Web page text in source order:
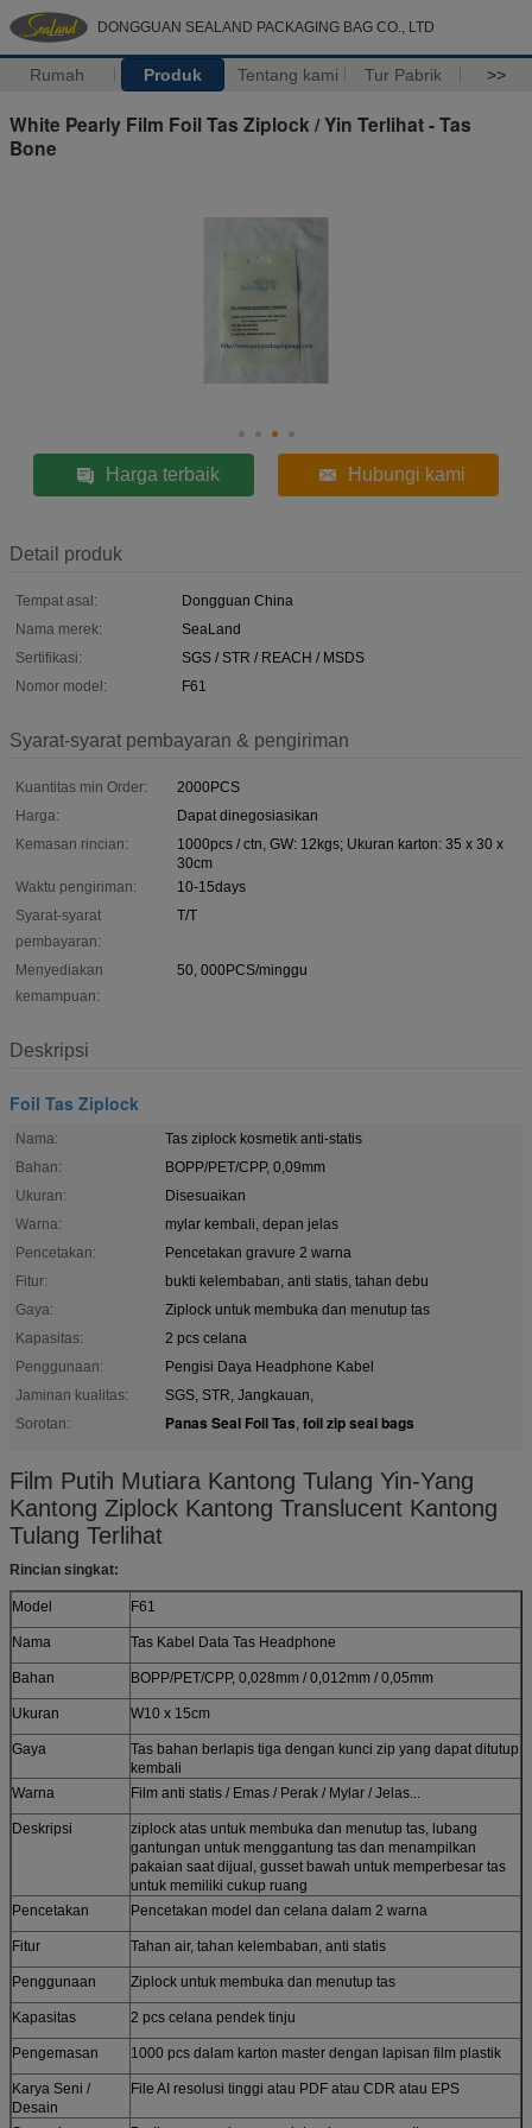
DONGGUAN SEALAND PACKAGING BAG CO., LTD
Rumah Produk Tentang kami Tur Pabrik >>
White Pearly Film Foil Tas Ziplock / Yin Terlihat - Tas
Bone
Harga terbaik Hubungi kami
Detail produk
Tempat asal:
Dongguan China
Nama merek:
SeaLand
Sertifikasi:
SGS / STR / REACH / MSDS
Nomor model:
F61
Syarat-syarat pembayaran & pengiriman
Kuantitas min Order:
2000PCS
Harga:
Dapat dinegosiasikan
Kemasan rincian:
1000pcs / ctn, GW: 12kgs; Ukuran karton: 35 x 30 x
30cm
Waktu pengiriman:
10-15days
Syarat-syarat
pembayaran:
T/T
Menyediakan
kemampuan:
50, 000PCS/minggu
Deskripsi
Foil Tas Ziplock
Nama:
Tas ziplock kosmetik anti-statis
Bahan:
BOPP/PET/CPP, 0,09mm
Ukuran:
Disesuaikan
Warna:
mylar kembali, depan jelas
Pencetakan:
Pencetakan gravure 2 warna
Fitur:
bukti kelembaban, anti statis, tahan debu
Gaya:
Ziplock untuk membuka dan menutup tas
Kapasitas:
2 pcs celana
Penggunaan:
Pengisi Daya Headphone Kabel
Jaminan kualitas:
SGS, STR, Jangkauan,
Sorotan:
Panas Seal Foil Tas, foil zip seal bags
Film Putih Mutiara Kantong Tulang Yin-Yang
Kantong Ziplock Kantong Translucent Kantong
Tulang Terlihat
Rincian singkat:
Model F61
Nama Tas Kabel Data Tas Headphone
Bahan BOPP/PET/CPP, 0,028mm / 0,012mm / 0,05mm
Ukuran W10 x 15cm
Gaya
Tas bahan berlapis tiga dengan kunci zip yang dapat ditutup
kembali
Warna
Film anti statis / Emas / Perak / Mylar / Jelas...
Deskripsi
ziplock atas untuk membuka dan menutup tas, lubang
gantungan untuk menggantung tas dan menampilkan
pakaian saat dijual, gusset bawah untuk memperbesar tas
untuk memiliki cukup ruang
Pencetakan
Pencetakan model dan celana dalam 2 warna
Fitur Tahan air, tahan kelembaban, anti statis
Penggunaan Ziplock untuk membuka dan menutup tas
Kapasitas 2 pcs celana pendek tinju
Pengemasan 1000 pcs dalam karton master dengan lapisan film plastik
Karya Seni /
Desain
File AI resolusi tinggi atau PDF atau CDR atau EPS